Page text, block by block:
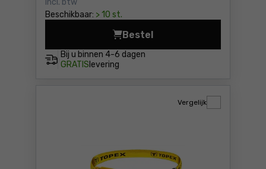
Incl. btw
Beschikbaar: > 10 st.
Bij u binnen 4-6 dagen
GRATIS levering
Bestel
Lamp Dedra L1005 Prijs
Vergelijk